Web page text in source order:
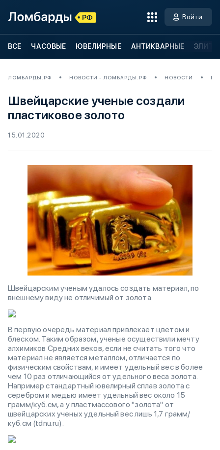
Войти
ВСЕ ЧАСОВЫЕ ЮВЕЛИРНЫЕ АНТИКВАРНЫЕ
ЛОМБАРДЫ.РФ НОВОСТИ - ЛОМБАРДЫ.РФ НОВОСТИ
Швейцарские ученые создали
пластиковое золото
15.01.2020
Швейцарским ученым удалось создать материал, по
внешнему виду не отличимый от золота.
В первую очередь материал привлекает цветом и
блеском. Таким образом, ученые осуществили мечту
алхимиков Средних веков, если не считать того что
материал не является металлом, отличается по
физическим свойствам, и имеет удельный вес в более
чем 10 раз отличающийся от удельного веса золота.
Например стандартный ювелирный сплав золота с
серебром и медью имеет удельный вес около 15
грамм/куб.см, а у пластмассового "золота" от
швейцарских ученых удельный вес лишь 1,7 грамм/
куб.см (tdnu.ru).